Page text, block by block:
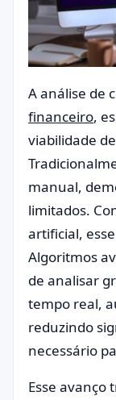
A análise de
financeiro,
viabilidade
manual,
limitados.
artificial,
Algoritmos
de analisar
tempo real,
reduzindo
necessário
Esse avanço